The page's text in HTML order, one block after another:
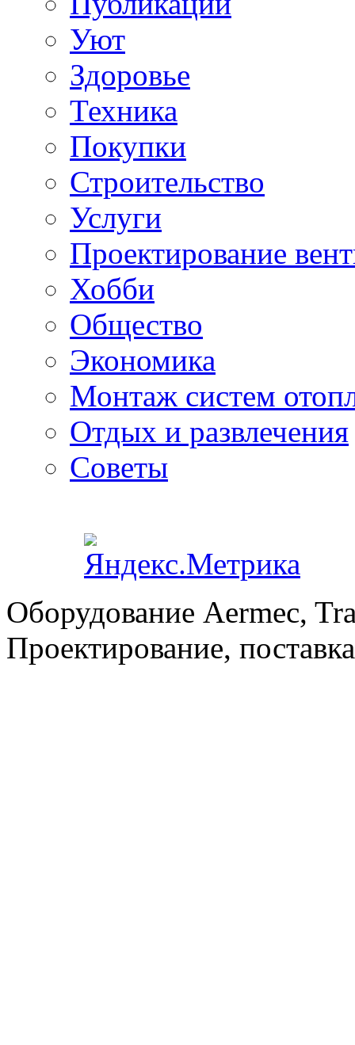
Уют
Здоровье
Техника
Покупки
Строительство
Услуги
Проектирование
Хобби
Общество
Экономика
Монтаж систем
Отдых и развлечения
Советы
Оборудование Aermec,
Проектирование,